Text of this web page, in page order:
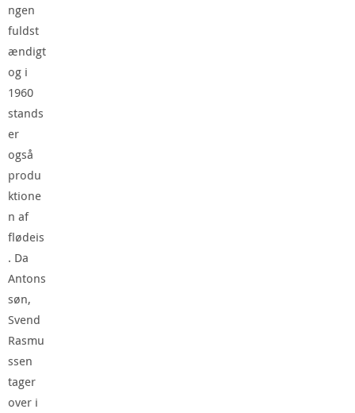
ngen
fuldst
ændigt
og i
1960
stands
er
også
produ
ktione
n af
flødeis
. Da
Antons
søn,
Svend
Rasmu
ssen
tager
over i